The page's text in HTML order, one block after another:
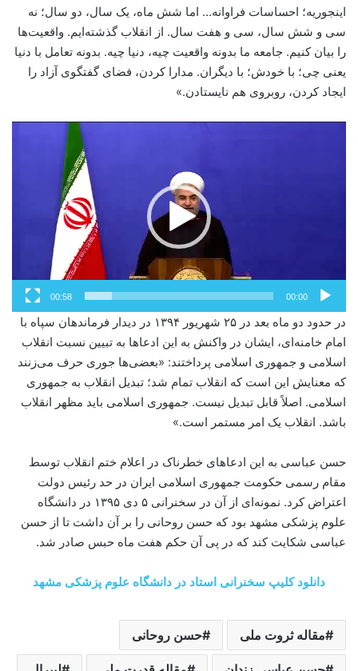
اینجوریه؛ احساسات فراوانه… اما شش ماه، یک سال، دو سال؛ نه
سی و شش سال، سی و هفت سال. از انقلاب گذشته‌ایم. واقعیت‌ها
را بیان کنیم. جامعه ما بدونه واقعیت چیه، دنیا چیه. بدونه تعامل با دنیا
یعنی چی؛ با خودش؛ با دیگران. مدارا کردن، فضای گفتگوی آزاد را
ایجاد کردن، روبروی هم نایستادن.»
00:00
00:58
در حدود دو ماه بعد در ۲۵ شهریور ۱۳۹۴ در دیدار فرماندهان سپاه با
امام خامنه‌ای، ایشان در واکنش به این ادعاها به تبیین نسبت انقلاب
اسلامی و جمهوری اسلامی پرداختند: «بعضی‌ها جوری حرف می‌زنند
که معنایش این است که انقلاب تمام شد؛ تبدیل انقلاب به جمهوری
اسلامی. اصلاً قابل تبدیل نیست. جمهوری اسلامی باید مظهر انقلاب
باشد. انقلاب یک امر مستمر است.»
حسن عباسی به این ادعاهای خطرناک در اعلام ختم انقلاب توسط
مقام رسمی حکومت جمهوری اسلامی ایران در حد رئیس دولت
اعتراض کرد. نمونه‌ای از آن در سخنرانی ۵ دی ۱۳۹۵ در دانشگاه
علوم پزشکی مشهد بود که حسن روحانی را بر آن داشت تا از حسن
عباسی شکایت کند که در پی آن حکم هفت ماه حبس صادر شد.
دانلود کلیپ سخنرانی استاد در دانشگاه علوم پزشکی مشهد
مقاله ثروت ملی حسن روحانی